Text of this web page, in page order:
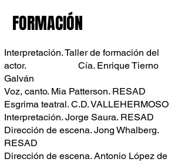
FORMACIÓN
Interpretación. Taller de formación del
actor. Cía. Enrique Tierno
Galván
Voz, canto. Mia Patterson. RESAD
Esgrima teatral. C.D. VALLEHERMOSO
Interpretación. Jorge Saura. RESAD
Dirección de escena. Jong Whalberg.
RESAD
Dirección de escena. Antonio López de